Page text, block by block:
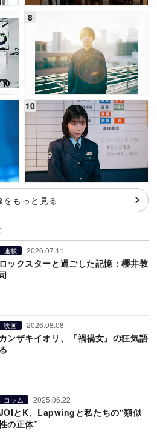
をもっと見る
連載 2026.07.11
ロックスターと過ごした記憶：櫻井敦
映画 2026.08.08
カンザキイオリ、『禍禍女』の狂気語
る
コラム 2025.06.22
とK、Lapwingと私たちの“類似
の正体”